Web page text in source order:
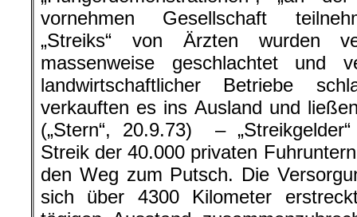
vornehmen Gesellschaft
„Streiks“ von Ärzten wurden
massenweise geschlachtet und
landwirtschaftlicher Betriebe
verkauften es ins Ausland und
(„Stern“, 20.9.73) –
Streik der 40.000 privaten
den Weg zum Putsch. Die
sich über 4300 Kilometer